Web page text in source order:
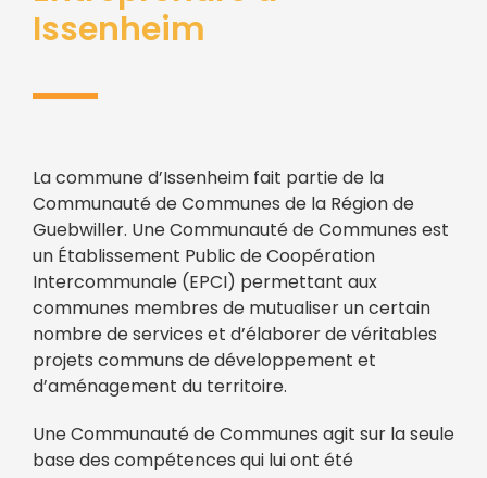
Issenheim
La commune d’Issenheim fait partie de la
Communauté de Communes de la Région de
Guebwiller. Une Communauté de Communes est
un Établissement Public de Coopération
Intercommunale (EPCI) permettant aux
communes membres de mutualiser un certain
nombre de services et d’élaborer de véritables
projets communs de développement et
d’aménagement du territoire.
Une Communauté de Communes agit sur la seule
base des compétences qui lui ont été